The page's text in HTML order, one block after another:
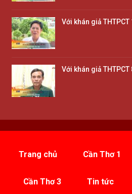
Với khán giả
Với khán giả
Trang chủ Cần Thơ 1
Cần Thơ 3 Tin tức